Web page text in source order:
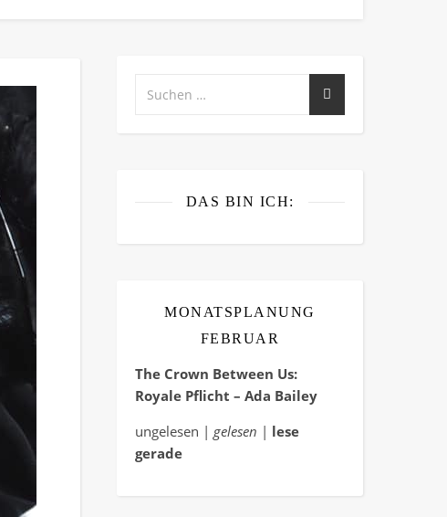
DAS BIN ICH:
MONATSPLANUNG
FEBRUAR
The Crown Between Us:
Royale Pflicht – Ada Bailey
ungelesen | gelesen | lese
gerade